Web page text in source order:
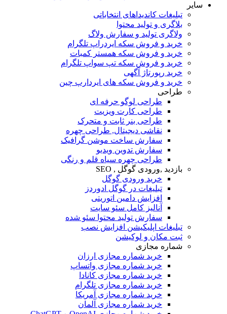
سایر
تبلیغات کاندیداهای انتخاباتی
بلاگری و تولید محتوا
ولاگری تولید و سفارش ولاگ
خرید و فروش سکه ایردراپ تلگرام
خرید و فروش سکه همستر کمبات
خرید و فروش سکه تپ سواپ تلگرام
خرید رپورتاژ آگهی
خرید و فروش سکه های ایردارپ چین
طراحی
طراحی لوگو حرفه ای
طراحی کارت ویزیت
طراحی بنر ثابت و متحرک
نقاشی دیجیتال, طراحی چهره
سفارش ساخت موشن گرافیک
سفارش تدوین ویدیو
طراحی چهره سیاه قلم و رنگی
بازدید ,ورودی گوگل , SEO
خرید ورودی گوگل
تبلیغات در گوگل ادوردز
افزایش دامین اتوریتی
آنالیز کامل سئو سایت
سفارش تولید محتوا سئو شده
تبلیغات اپلیکیشن افزایش نصب
ثبت مکان و لوکیشن
شماره مجازی
خرید شماره مجازی ارزان
خرید شماره مجازی واتساپ
خرید شماره مجازی کانادا
خرید شماره مجازی تلگرام
خرید شماره مجازی آمریکا
خرید شماره مجازی آلمان